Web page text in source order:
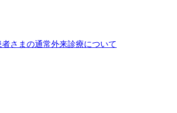
さまの通常外来診療について